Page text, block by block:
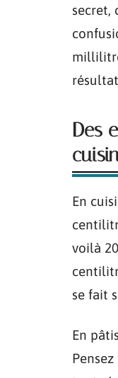
secret,
Des
En
voilà
se fait
En